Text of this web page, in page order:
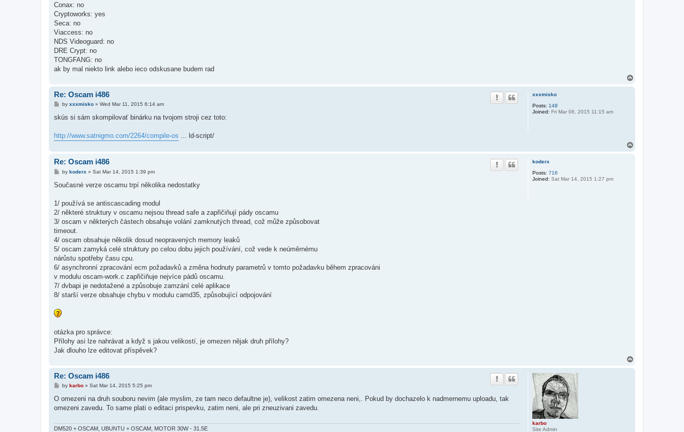
Conax: no
Cryptoworks: yes
Seca: no
Viaccess: no
NDS Videoguard: no
DRE Crypt: no
TONGFANG: no
ak by mal niekto link alebo ieco odskusane budem rad
xxxmisko
Posts: 148
Joined: Fri Mar 06, 2015 11:15 am
Re: Oscam i486
P
s
by xxxmisko» Wed Mar 11, 2015 6:14 am
skús si sám skompilovať binárku na tvojom stroji cez toto:
http://www.satnigmo.com/2264/compile-os ... ld-script/
koderx
Posts: 716
Joined: Sat Mar 14, 2015 1:27 pm
Re: Oscam i486
P
s
by koderx » Sat Mar 14, 2015 1:39 pm
Současné verze oscamu trpí několika nedostatky
1/ používá se antiscascading modul
2/ některé struktury v oscamu nejsou thread safe a zapřičiňují pády oscamu
3/ oscam v některých částech obsahuje volání zamknutých thread, což může způsobovat
timeout.
4/ oscam obsahuje několik dosud neopravených memory leaků
5/ oscam zamyká celé struktury po celou dobu jejich používání, což vede k neúměrnému
nárůstu spotřeby času cpu.
6/ asynchronní zpracování ecm požadavků a změna hodnuty parametrů v tomto požadavku během zpracováni
v modulu oscam-work.c zapřičiňuje nejvíce pádů oscamu.
7/ dvbapi je nedotažené a způsobuje zamzání celé aplikace
8/ starší verze obsahuje chybu v modulu camd35, způsobující odpojování
otázka pro správce:
Přílohy asi lze nahrávat a když s jakou velikostí, je omezen nějak druh přílohy?
Jak dlouho lze editovat příspěvek?
karbo
Site Admin
Re: Oscam i486
P
s
by karbo» Sat Mar 14, 2015 5:25 pm
O omezeni na druh souboru nevim (ale myslim, ze tam neco defaultne je), velikost zatim omezena neni,. Pokud by dochazelo k nadmernemu uploadu, tak
omezeni zavedu. To same plati o editaci prispevku, zatim neni, ale pri zneuzivani zavedu.
DM520 + OSCAM, UBUNTU + OSCAM, MOTOR 30W - 31.5E